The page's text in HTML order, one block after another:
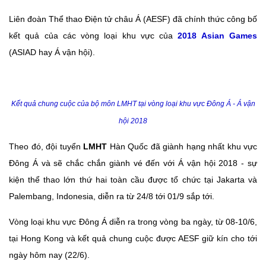
Liên đoàn Thể thao Điện tử châu Á (AESF) đã chính thức công bố
kết quả của các vòng loại khu vực của2018 Asian Games
(ASIAD hay Á vận hội).
Kết quả chung cuộc của bộ môn LMHT tại vòng loại khu vực Đông Á - Á vận
hội 2018
Theo đó, đội tuyển LMHT Hàn Quốc đã giành hạng nhất khu vực
Đông Á và sẽ chắc chắn giành vé đến với Á vận hội 2018 - sự
kiện thể thao lớn thứ hai toàn cầu được tổ chức tại Jakarta và
Palembang, Indonesia, diễn ra từ 24/8 tới 01/9 sắp tới.
Vòng loại khu vực Đông Á diễn ra trong vòng ba ngày, từ 08-10/6,
tại Hong Kong và kết quả chung cuộc được AESF giữ kín cho tới
ngày hôm nay (22/6).